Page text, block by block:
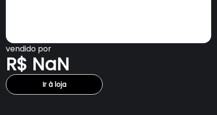
vendido por
R$ NaN
Ir à loja